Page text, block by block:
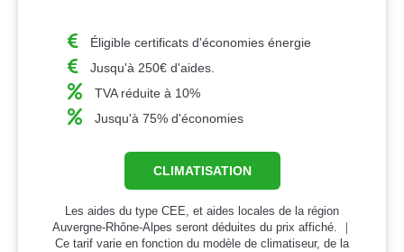
Éligible certificats d'économies énergie
Jusqu'à 250€ d'aides.
TVA réduite à 10%
Jusqu'à 75% d'économies
CLIMATISATION
Les aides du type CEE, et aides locales de la région
Auvergne-Rhône-Alpes seront déduites du prix affiché. ｜
Ce tarif varie en fonction du modèle de climatiseur, de la